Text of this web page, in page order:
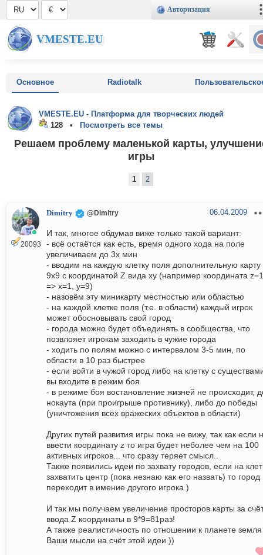
Авторизация
VMESTE.EU
Основное Radiotalk
VMESTE.EU - Платформа для творческих людей
128 •
Посмотреть все темы
Решаем проблему маленькой карты,
игры
1 2
20093
Dimitry @Dimitry 06.04.2009
И так, многое обдумав виже только такой вариант:
- всё остаётся как есть, время одного хода на поле
увеличиваем до 3х мин
- вводим на каждую клетку поля дополнительную карту
9x9 с координатой Z вида xy (например координата
=> x=1, y=9)
- назовём эту миникарту местностью или областью
- на каждой клетке поля (т.е. в области) каждый игрок
может обосновывать свой город
- города можно будет объединять в сообщества, что
позвлояет игрокам заходить в чужие города
- ходить по полям можно с интервалом 3-5 мин, по
области в 10 раз быстрее
- если войти в чужой город либо на клетку с
вы входите в режим боя
- в режиме боя востановление жизней не происходит,
нокаута (при проигрыше противнику), либо до победы
(уничтожения всех вражеских объектов в области)
Других путей развития игры пока не вижу, так как если
ввести координату z то игра будет неболее чем на 100
активных игроков... что сразу теряет смысл..
Также появились идеи по захвату городов, если на
захватить центр (пока незнаю как его назвать) то город
переходит в имение другого игрока )
И так мы получаем увеличение просторов карты за
ввода Z координаты в 9*9=81раз!
А также реалистичность по отношении к планете
Ваши мысли на счёт этой идеи ))